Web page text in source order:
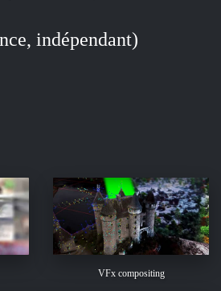
indépendant)
VFx compositing